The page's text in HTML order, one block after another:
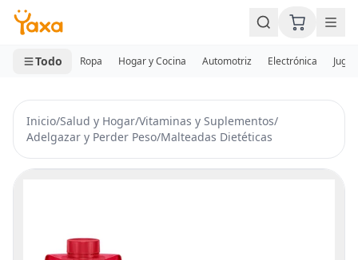
MINI CARRITO
0 productos
Todo Ropa Hogar y Cocina Automotriz Electrónica
Inicio/Salud y Hogar/Vitaminas y Suplementos/
Adelgazar y Perder Peso/Malteadas Dietéticas